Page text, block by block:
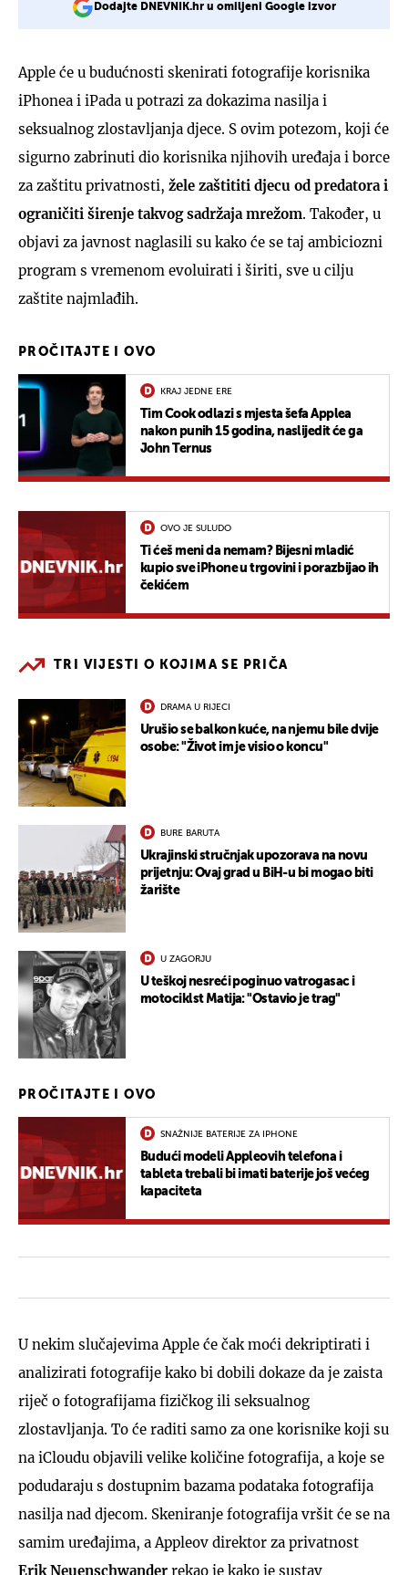
Dodajte DNEVNIK.hr u omiljeni Google izvor
Apple će u budućnosti skenirati fotografije korisnika
iPhonea i iPada u potrazi za dokazima nasilja i
seksualnog zlostavljanja djece. S ovim potezom, koji će
sigurno zabrinuti dio korisnika njihovih uređaja i borce
za zaštitu privatnosti, žele zaštititi djecu od predatora i
ograničiti širenje takvog sadržaja mrežom. Također, u
objavi za javnost naglasili su kako će se taj ambiciozni
program s vremenom evoluirati i širiti, sve u cilju
zaštite najmlađih.
PROČITAJTE I OVO
KRAJ JEDNE ERE
Tim Cook odlazi s mjesta šefa Applea
nakon punih 15 godina, naslijedit će ga
John Ternus
OVO JE SULUDO
Ti ćeš meni da nemam? Bijesni mladić
kupio sve iPhone u trgovini i porazbijao ih
čekićem
TRI VIJESTI O KOJIMA SE PRIČA
DRAMA U RIJECI
Urušio se balkon kuće, na njemu bile dvije
osobe: "Život im je visio o koncu"
BURE BARUTA
Ukrajinski stručnjak upozorava na novu
prijetnju: Ovaj grad u BiH-u bi mogao biti
žarište
U ZAGORJU
U teškoj nesreći poginuo vatrogasac i
motociklst Matija: "Ostavio je trag"
PROČITAJTE I OVO
SNAŽNIJE BATERIJE ZA IPHONE
Budući modeli Appleovih telefona i
tableta trebali bi imati baterije još većeg
kapaciteta
U nekim slučajevima Apple će čak moći dekriptirati i
analizirati fotografije kako bi dobili dokaze da je zaista
riječ o fotografijama fizičkog ili seksualnog
zlostavljanja. To će raditi samo za one korisnike koji su
na iCloudu objavili velike količine fotografija, a koje se
podudaraju s dostupnim bazama podataka fotografija
nasilja nad djecom. Skeniranje fotografija vršit će se na
samim uređajima, a Appleov direktor za privatnost
Erik Neuenschwander rekao je kako je sustav